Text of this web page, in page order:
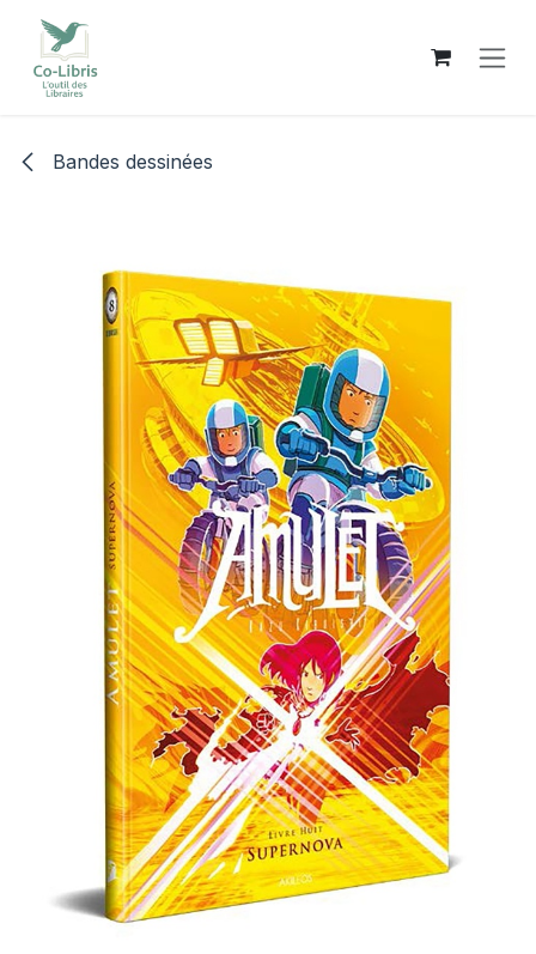
Se rendre au contenu
Bandes dessinées